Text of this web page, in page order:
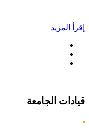
إقرأ المزيد
قيادات الجامعة